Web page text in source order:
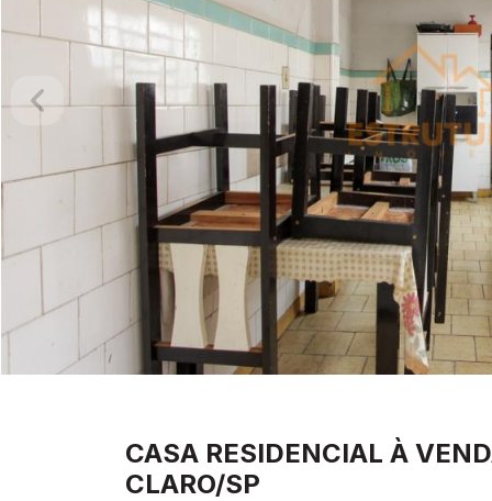
CASA RESIDENCIAL À
CLARO/SP